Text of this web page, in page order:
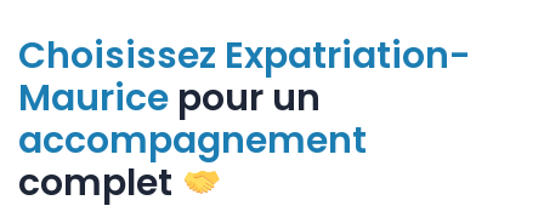
Choisissez Expatriation-
Maurice pour un
accompagnement
complet